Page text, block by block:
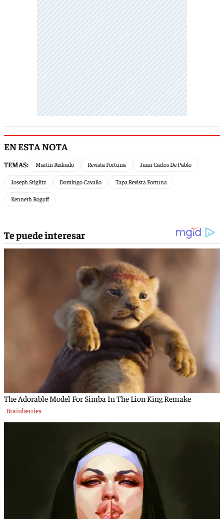
EN ESTA NOTA
TEMAS: Martin Redrado Revista Fortuna Juan Carlos De Pablo
Joseph Stiglitz Domingo Cavallo Tapa Revista Fortuna
Kenneth Rogoff